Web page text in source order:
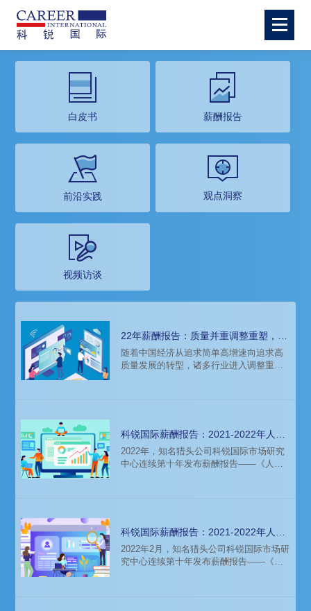
白皮书 薪酬报告
前沿实践 观点洞察
视频访谈
22年薪酬报告：质量并重调整重塑，人
才市场需求呈现冰火两重天
随着中国经济从追求简单高增速向追求高
质量发展的转型，诸多行业进入调整重塑
告。
科锐国际薪酬报告：2021-2022年人才
市场特征（下）
2022年，知名猎头公司科锐国际市场研究
中心连续第十年发布薪酬报告——《人才
2022人才市场呈现如下特征：
科锐国际薪酬报告：2021-2022年人才
市场特征（上）
2022年2月，知名猎头公司科锐国际市场研
究中心连续第十年发布薪酬报告——《人